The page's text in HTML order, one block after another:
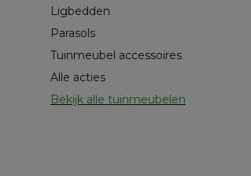
Ligbedden
Parasols
Tuinmeubel accessoires
Alle acties
Bekijk alle tuinmeubelen